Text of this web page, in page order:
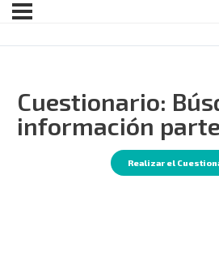
Cuestionario:
información parte